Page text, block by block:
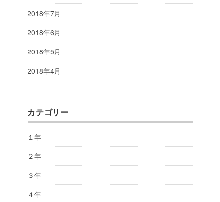
2018年7月
2018年6月
2018年5月
2018年4月
カテゴリー
１年
２年
３年
４年